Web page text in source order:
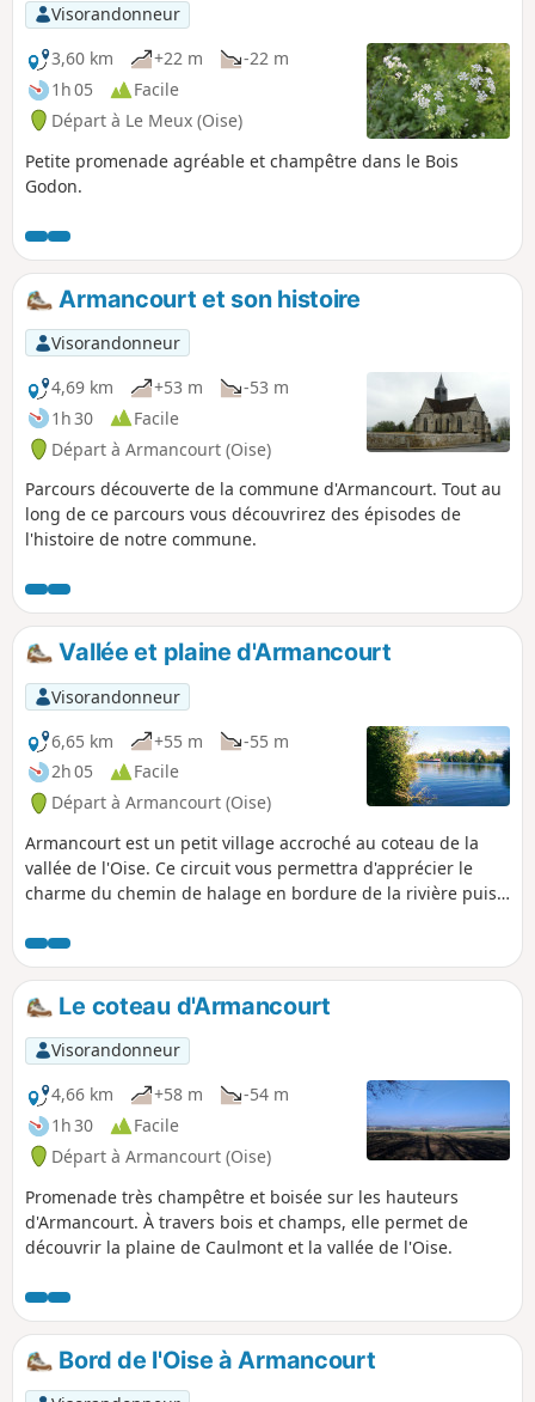
Visorandonneur
3,60 km
+22 m
-22 m
1h 05
Facile
Départ à Le Meux (Oise)
Petite promenade agréable et champêtre dans le Bois
Godon.
Armancourt et son histoire
Visorandonneur
4,69 km
+53 m
-53 m
1h 30
Facile
Départ à Armancourt (Oise)
Parcours découverte de la commune d'Armancourt. Tout au
long de ce parcours vous découvrirez des épisodes de
l'histoire de notre commune.
Vallée et plaine d'Armancourt
Visorandonneur
6,65 km
+55 m
-55 m
2h 05
Facile
Départ à Armancourt (Oise)
Armancourt est un petit village accroché au coteau de la
vallée de l'Oise. Ce circuit vous permettra d'apprécier le
charme du chemin de halage en bordure de la rivière puis
vallée au sud et la plaine au Nord.
Le coteau d'Armancourt
Visorandonneur
4,66 km
+58 m
-54 m
1h 30
Facile
Départ à Armancourt (Oise)
Promenade très champêtre et boisée sur les hauteurs
d'Armancourt. À travers bois et champs, elle permet de
découvrir la plaine de Caulmont et la vallée de l'Oise.
Bord de l'Oise à Armancourt